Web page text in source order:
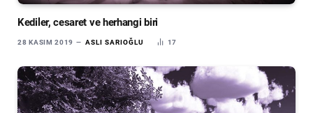
Kediler, cesaret ve herhangi biri
28 KASIM 2019 ASLI SARIOĞLU 17